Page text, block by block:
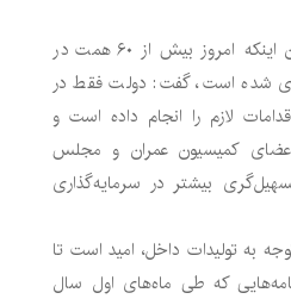
وزیر راه و شهرسازی با بیان اینکه امروز بیش از ۶۰ همت در
شده است، گفت: دولت فقط در
لازم را انجام داده است و
کمیسیون عمران و مجلس
بیشتر در سرمایه‌گذاری
به تولیدات داخل، امید است تا
که طی ماه‌های اول سال